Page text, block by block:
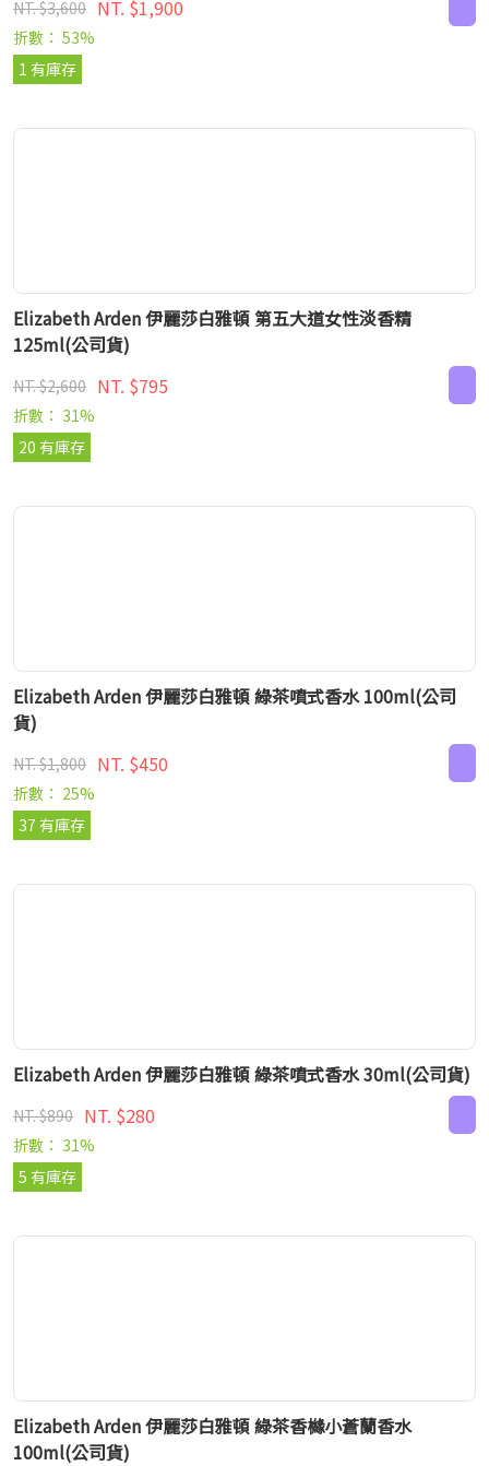
NT. $3,600 NT. $1,900
折數： 53%
1 有庫存
Elizabeth Arden 伊麗莎白雅頓 第五大道女性淡香精
125ml(公司貨)
NT. $2,600 NT. $795
折數： 31%
20 有庫存
Elizabeth Arden 伊麗莎白雅頓 綠茶噴式香水 100ml(公司
貨)
NT. $1,800 NT. $450
折數： 25%
37 有庫存
Elizabeth Arden 伊麗莎白雅頓 綠茶噴式香水 30ml(公司貨)
NT. $890 NT. $280
折數： 31%
5 有庫存
Elizabeth Arden 伊麗莎白雅頓 綠茶香櫞小蒼蘭香水
100ml(公司貨)